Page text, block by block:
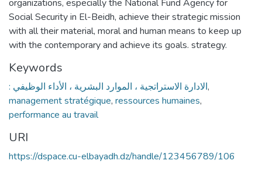
organizations, especially the National Fund Agency for
Social Security in El-Beidh, achieve their strategic mission
with all their material, moral and human means to keep up
with the contemporary and achieve its goals. strategy.
Keywords
: الادارة الاستراتجية ، الموارد البشرية ، الأداء الوظيفي,
management stratégique, ressources humaines,
performance au travail
URI
https://dspace.cu-elbayadh.dz/handle/123456789/106